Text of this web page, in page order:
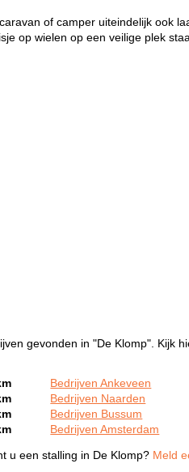
of camper uiteindelijk ook
op wielen op een veilige plek
gevonden in "De Klomp". Kijk
Bedrijven Ankeveen
Bedrijven Naarden
Bedrijven Bussum
Bedrijven Amsterdam
u een stalling in De Klomp? Meld